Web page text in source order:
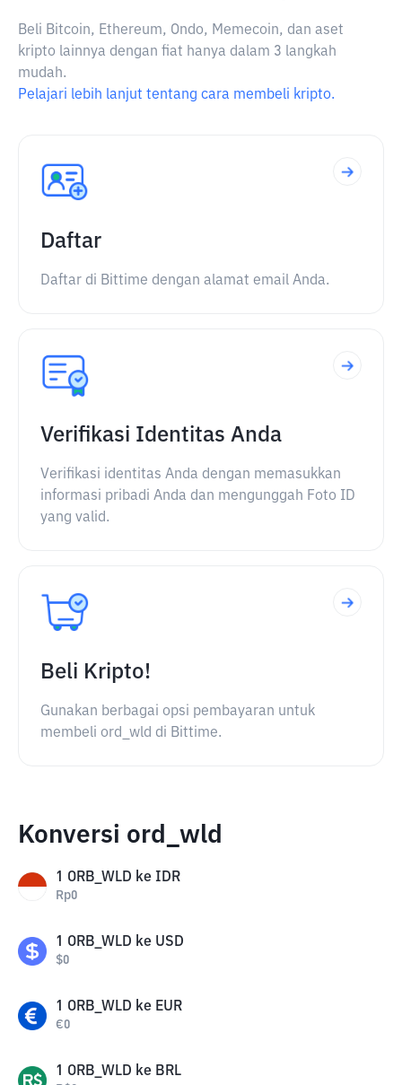
Beli Bitcoin, Ethereum, Ondo, Memecoin, dan aset
kripto lainnya dengan fiat hanya dalam 3 langkah
mudah.
Pelajari lebih lanjut tentang cara membeli kripto.
Daftar
Daftar di Bittime dengan alamat email Anda.
Verifikasi Identitas Anda
Verifikasi identitas Anda dengan memasukkan
informasi pribadi Anda dan mengunggah Foto ID
yang valid.
Beli Kripto!
Gunakan berbagai opsi pembayaran untuk
membeli ord_wld di Bittime.
Konversi ord_wld
1 ORB_WLD ke IDR
Rp0
1 ORB_WLD ke USD
$0
1 ORB_WLD ke EUR
€0
1 ORB_WLD ke BRL